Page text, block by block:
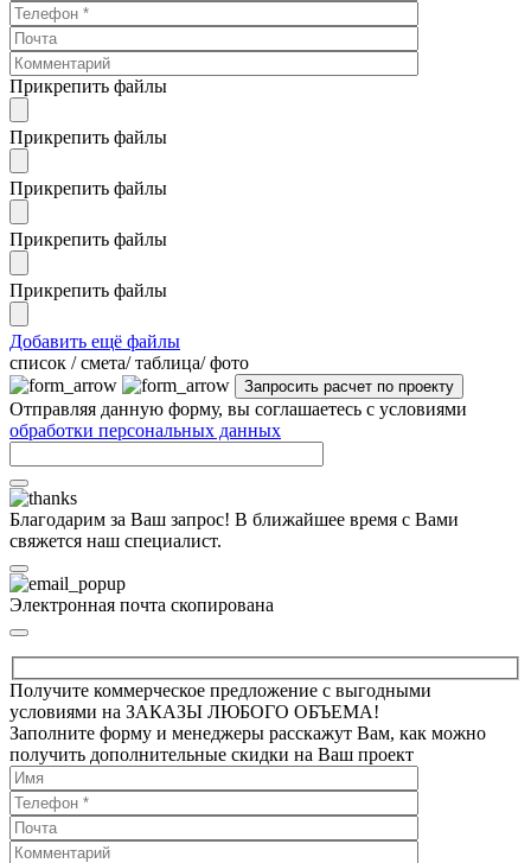
Прикрепить файлы
Прикрепить файлы
Прикрепить файлы
Прикрепить файлы
Прикрепить файлы
Добавить ещё файлы
cписок / смета/ таблица/ фото
Отправляя данную форму, вы соглашаетесь с условиями
обработки персональных данных
Благодарим за Ваш запрос! В ближайшее время с Вами
свяжется наш специалист.
Электронная почта скопирована
Получите коммерческое предложение с выгодными
условиями на ЗАКАЗЫ ЛЮБОГО ОБЪЕМА!
Заполните форму и менеджеры расскажут Вам, как можно
получить дополнительные скидки на Ваш проект